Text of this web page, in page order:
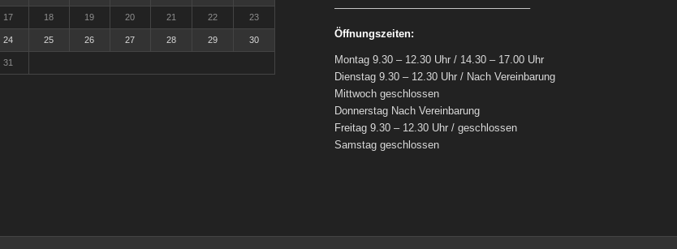
17 18 19 20 21 22 23
24 25 26 27 28 29 30
31
——————————————————–
Öffnungszeiten:
Montag 9.30 – 12.30 Uhr / 14.30 – 17.00 Uhr
Dienstag 9.30 – 12.30 Uhr / Nach Vereinbarung
Mittwoch geschlossen
Donnerstag Nach Vereinbarung
Freitag 9.30 – 12.30 Uhr / geschlossen
Samstag geschlossen